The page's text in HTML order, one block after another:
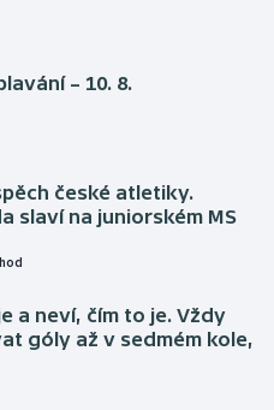
– 10. 8.
české atletiky.
slaví na juniorském MS
a neví, čím to je. Vždy
góly až v sedmém kole,